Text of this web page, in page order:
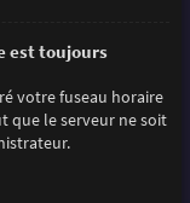
est toujours
votre fuseau horaire
que le serveur ne soit